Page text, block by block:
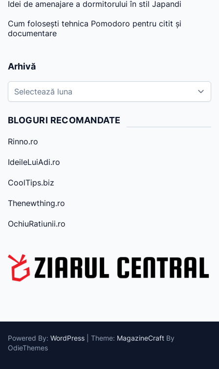
Idei de amenajare a dormitorului în stil Japandi
Cum folosești tehnica Pomodoro pentru citit și
documentare
Arhivă
r
i
v
BLOGURI RECOMANDATE
Rinno.ro
IdeileLuiAdi.ro
CoolTips.biz
Thenewthing.ro
OchiuRatiunii.ro
Powered By: WordPress Theme: MagazineCraft By
OdieThemes